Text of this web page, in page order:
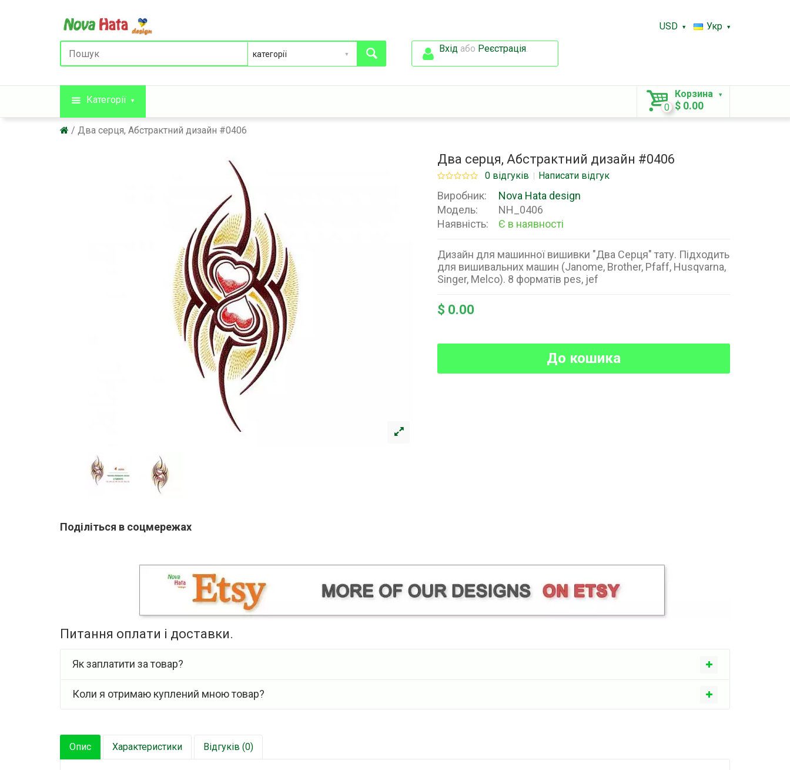
USD
Укр
Вхідабо Реєстрація.
Категорії
Корзина
0 $ 0.00
Два серця, Абстрактний дизайн #0406
Поділіться в соцмережах
Два серця, Абстрактний дизайн #0406
0 відгуків Написати відгук
Виробник:
Nova Hata design
Модель:
NH_0406
Наявність:
Є в наявності
Дизайн для машинної вишивки "Два Серця" тату. Підходить
для вишивальних машин (Janome, Brother, Pfaff, Husqvarna,
Singer, Melco). 8 форматів pes, jef
$ 0.00
До кошика
Питання оплати і доставки.
Як заплатити за товар?
Коли я отримаю куплений мною товар?
Опис Характеристики Відгуків (0)